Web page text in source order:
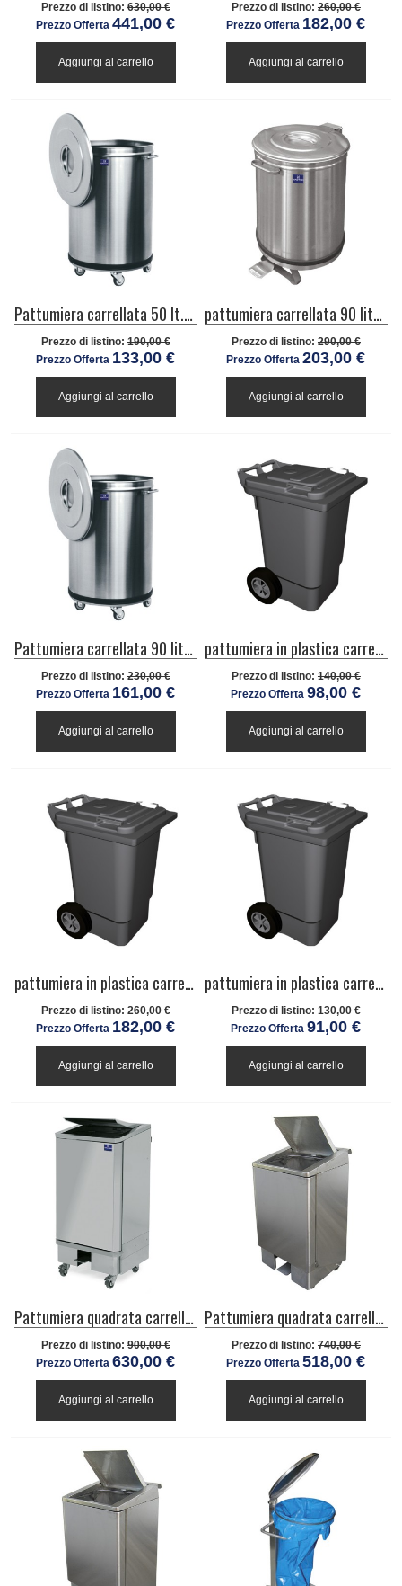
Prezzo di listino: 630,00 €
Prezzo Offerta 441,00 €
Aggiungi al carrello
Prezzo di listino: 260,00 €
Prezzo Offerta 182,00 €
Aggiungi al carrello
Pattumiera carrellata 50 lt.ø 390 mm per cucine industriale
Prezzo di listino: 190,00 €
Prezzo Offerta 133,00 €
Aggiungi al carrello
pattumiera carrellata 90 litri con comando a pedale
Prezzo di listino: 290,00 €
Prezzo Offerta 203,00 €
Aggiungi al carrello
Pattumiera carrellata 90 litri per cucine industriale
Prezzo di listino: 230,00 €
Prezzo Offerta 161,00 €
Aggiungi al carrello
pattumiera in plastica carrellata da 120 litri
Prezzo di listino: 140,00 €
Prezzo Offerta 98,00 €
Aggiungi al carrello
pattumiera in plastica carrellata da 240 litri
Prezzo di listino: 260,00 €
Prezzo Offerta 182,00 €
Aggiungi al carrello
pattumiera in plastica carrellata da 60 litri
Prezzo di listino: 130,00 €
Prezzo Offerta 91,00 €
Aggiungi al carrello
Pattumiera quadrata carrellata con pedale in inox da 120 litri
Prezzo di listino: 900,00 €
Prezzo Offerta 630,00 €
Aggiungi al carrello
Pattumiera quadrata carrellata con pedale, inox, cap 120lt
Prezzo di listino: 740,00 €
Prezzo Offerta 518,00 €
Aggiungi al carrello